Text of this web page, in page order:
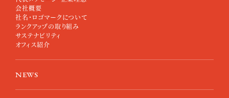
会社概要
社名・ロゴマークについて
ランクアップの取り組み
サステナビリティ
オフィス紹介
NEWS